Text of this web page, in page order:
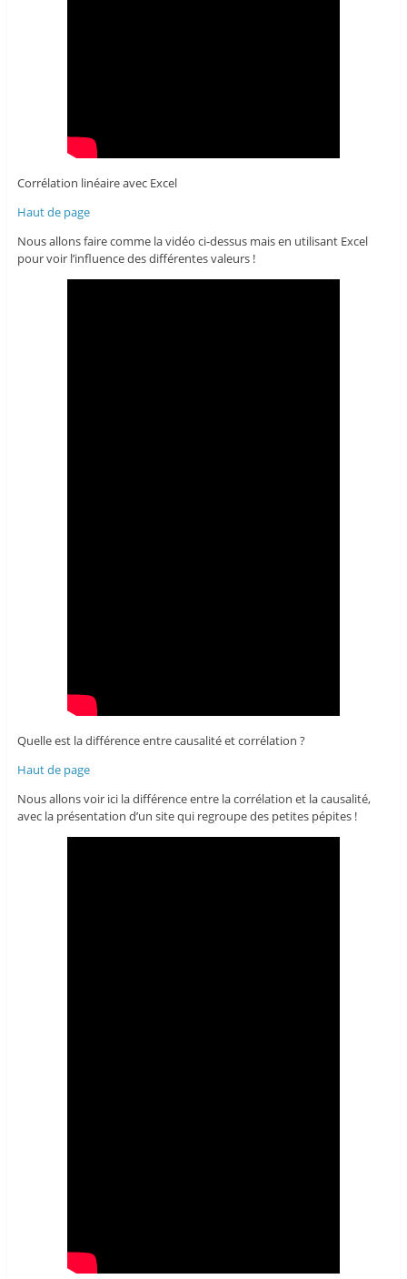
Corrélation linéaire avec Excel
Haut de page
Nous allons faire comme la vidéo ci-dessus mais en utilisant Excel
pour voir l’influence des différentes valeurs !
Quelle est la différence entre causalité et corrélation ?
Haut de page
Nous allons voir ici la différence entre la corrélation et la causalité,
avec la présentation d’un site qui regroupe des petites pépites !